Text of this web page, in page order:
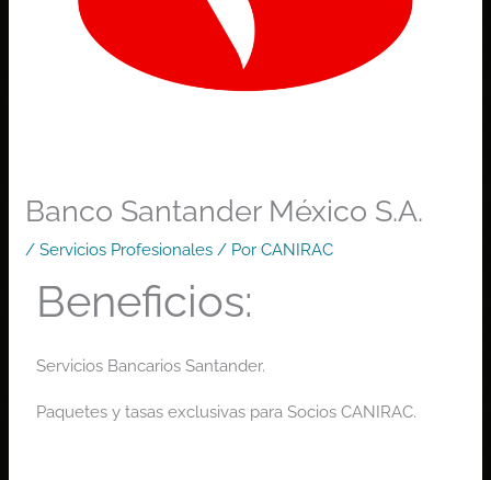
Banco Santander México S.A.
/Servicios Profesionales / PorCANIRAC
Beneficios:
Servicios Bancarios Santander.
Paquetes y tasas exclusivas para Socios CANIRAC.